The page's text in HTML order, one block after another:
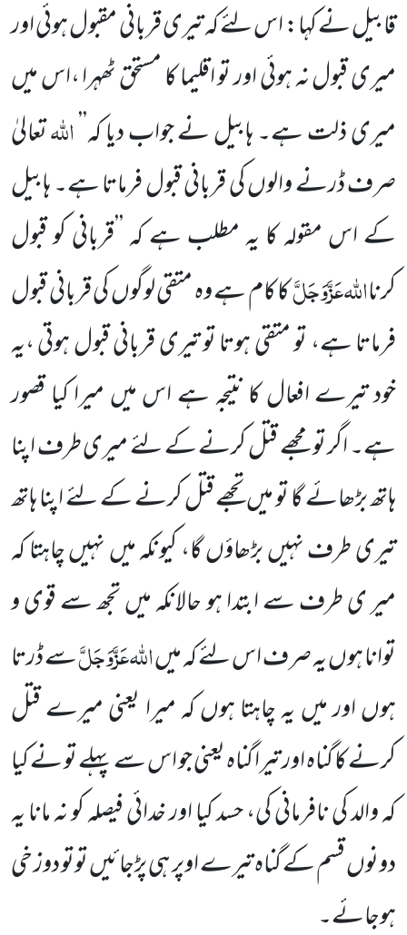
قابیل نے کہا: اس لئے کہ تیری قربانی مقبول ہوئی اور
میری قبول نہ ہوئی اور تو اقلیما کا مستحق ٹھہرا ،اس میں
میری ذلت ہے۔ ہابیل نے جواب دیا کہ’’اللہتعالیٰ
صرف ڈرنے والوں کی قربانی قبول فرماتا ہے۔ ہابیل
کے اس مقولہ کا یہ مطلب ہے کہ ’’قربانی کو قبول
کرنااللہعَزَّوَجَلَّکا کام ہے وہ متقی لوگوں کی قربانی قبول
فرماتا ہے، تو متقی ہوتا تو تیری قربانی قبول ہوتی ،یہ
خود تیرے افعال کا نتیجہ ہے اس میں میرا کیا قصور
ہے۔ اگر تو مجھے قتل کرنے کے لئے میری طرف اپنا
ہاتھ بڑھائے گا تو میں تجھے قتل کرنے کے لئے اپنا ہاتھ
تیری طرف نہیں بڑھاؤں گا، کیونکہ میں نہیں چاہتا کہ
میر ی طرف سے ابتدا ہو حالانکہ میں تجھ سے قوی و
توانا ہوں یہ صرف اس لئے کہ میںاللہعَزَّوَجَلَّسے ڈرتا
ہوں اور میں یہ چاہتا ہوں کہ میرا یعنی میرے قتل
کرنے کا گناہ اور تیرا گناہ یعنی جو اس سے پہلے تو نے کیا
کہ والد کی نافرمانی کی، حسد کیا اور خدائی فیصلہ کو نہ مانا یہ
دونوں قسم کے گناہ تیرے اوپر ہی پڑجائیں توتو دوز خی
ہوجائے۔